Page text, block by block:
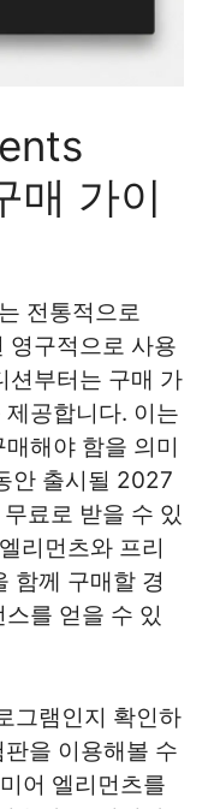
매 가이
전통적으로
구적으로 사용
션부터는 구매 가
공합니다. 이는
해야 함을 의미
안 출시될 2027
료로 받을 수 있
리먼츠와 프리
함께 구매할 경
를 얻을 수 있
그램인지 확인하
을 이용해볼 수
어 엘리먼츠를